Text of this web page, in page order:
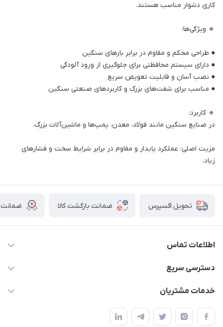
کاری دشوار مناسب هستند.
🔹 ویژگی‌ها:
● طراحی محکم و مقاوم در برابر بارهای سنگین
● دارای سیستم محافظتی برای جلوگیری از ورود آلودگی
● نصب آسان و قابلیت تعویض سریع
● مناسب برای شفت‌های بزرگ و کاربردهای صنعتی سنگین
🔹 کاربرد:
در صنایع سنگین مانند فولاد، معدن، پمپ‌ها و ماشین‌آلات بزرگ.
مزیت اصلی: عملکرد پایدار و مقاوم در برابر شرایط سخت و فشارهای
زیاد.
تحویل اکسپرس ضمانت بازگشت کالا ضمانت
اطلاعات تماس
03591001161
دسترسی سریع
حساب کاربری
لیست محصولات
خدمات مشتریان
قوانین و مقررات